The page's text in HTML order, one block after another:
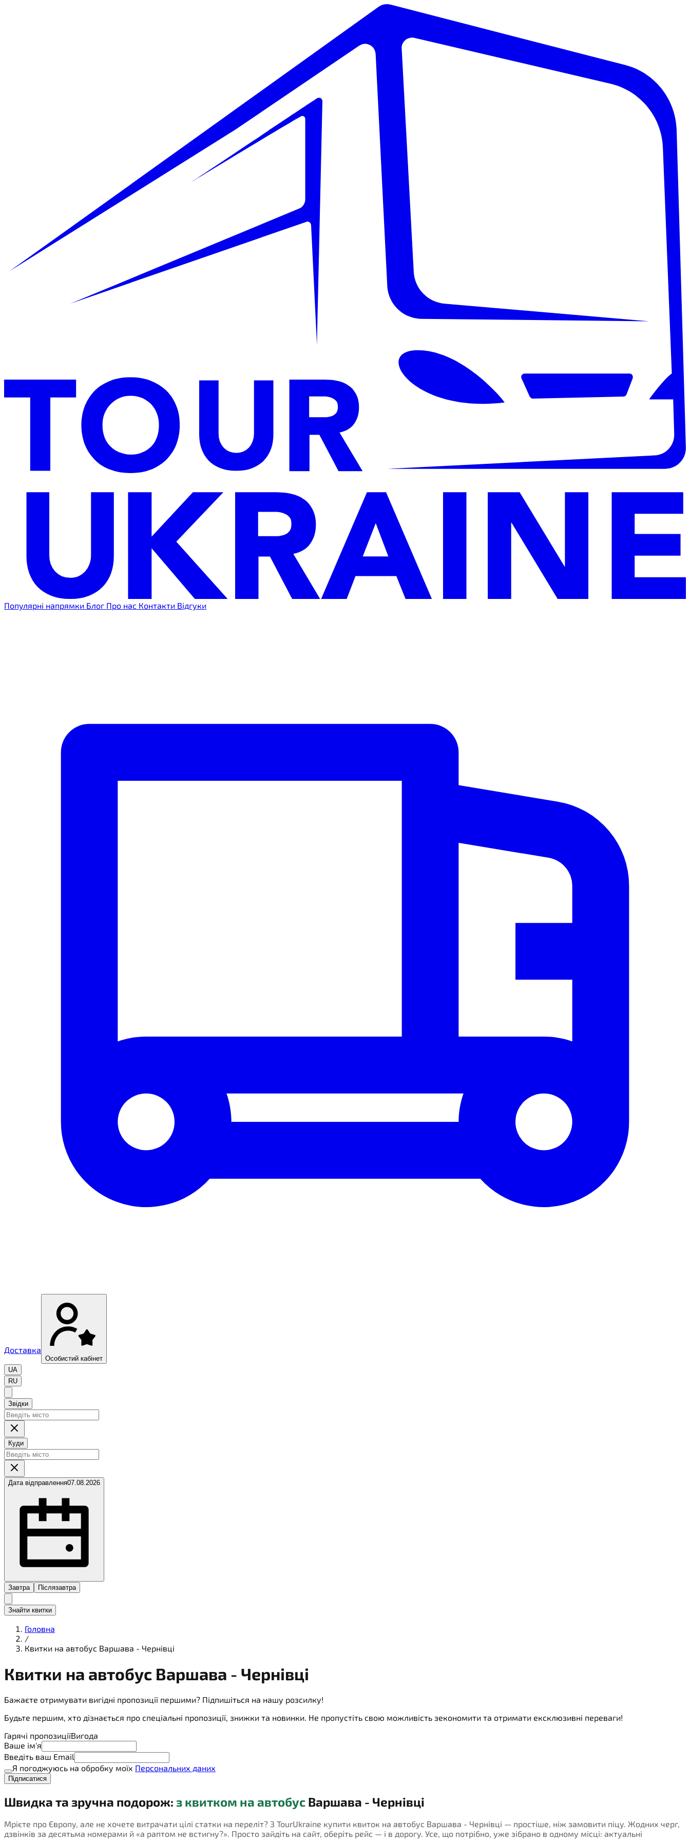
Популярні напрямки Блог Про нас Контакти Відгуки
Доставка
Особистий кабінет
UA
RU
Звідки
Куди
Дата відправлення07.08.2026
Завтра Післязавтра
Знайти квитки
Головна
/
Квитки на автобус Варшава - Чернівці
Квитки на автобус Варшава - Чернівці
Бажаєте отримувати вигідні пропозиції першими? Підпишіться на нашу розсилку!
Будьте першим, хто дізнається про спеціальні пропозиції, знижки та новинки. Не пропустіть свою можливість зекономити та отримати ексклюзивні переваги!
Гарячі пропозиціїВигода
Ваше ім'я
Введіть ваш Email
Я погоджуюсь на обробку моїх Персональних даних
Підписатися
Швидка та зручна подорож: з квитком на автобус Варшава - Чернівці
Мрієте про Європу, але не хочете витрачати цілі статки на переліт? З TourUkraine купити квиток на автобус Варшава - Чернівці — простіше, ніж замовити піцу. Жодних черг,
дзвінків за десятьма номерами й «а раптом не встигну?». Просто зайдіть на сайт, оберіть рейс — і в дорогу. Усе, що потрібно, уже зібрано в одному місці: актуальні